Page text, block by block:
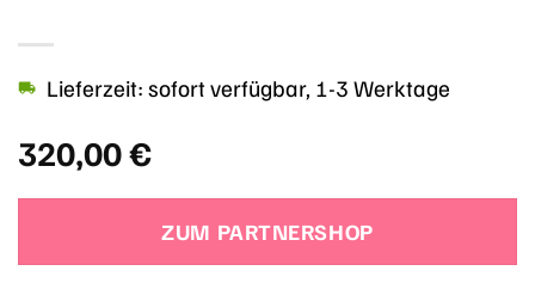
320,00€
Lieferzeit: sofort verfügbar, 1-3 Werktage
ZUM PARTNERSHOP